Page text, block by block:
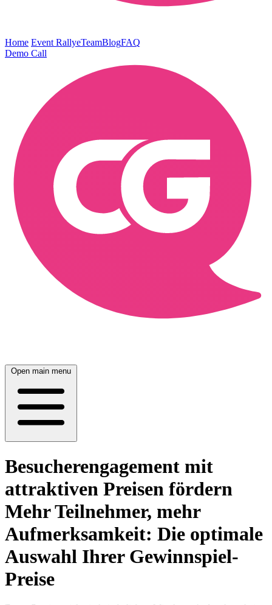
Home Event RallyeTeamBlogFAQ
Demo Call
Open main menu
Besucherengagement mit
attraktiven Preisen fördern
Mehr Teilnehmer, mehr
Aufmerksamkeit: Die optimale
Auswahl Ihrer Gewinnspiel-
Preise